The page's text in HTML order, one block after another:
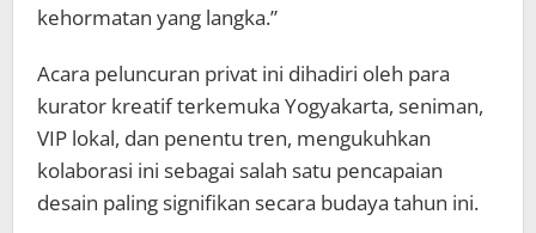
kehormatan yang langka.”
Acara peluncuran privat ini dihadiri oleh para
kurator kreatif terkemuka Yogyakarta, seniman,
VIP lokal, dan penentu tren, mengukuhkan
kolaborasi ini sebagai salah satu pencapaian
desain paling signifikan secara budaya tahun ini.